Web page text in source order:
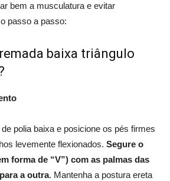
bem a musculatura e evitar
passo a passo:
baixa triângulo
polia baixa e posicione os pés firmes
levemente flexionados. Segure o
forma de “V”) com as palmas das
a outra. Mantenha a postura ereta